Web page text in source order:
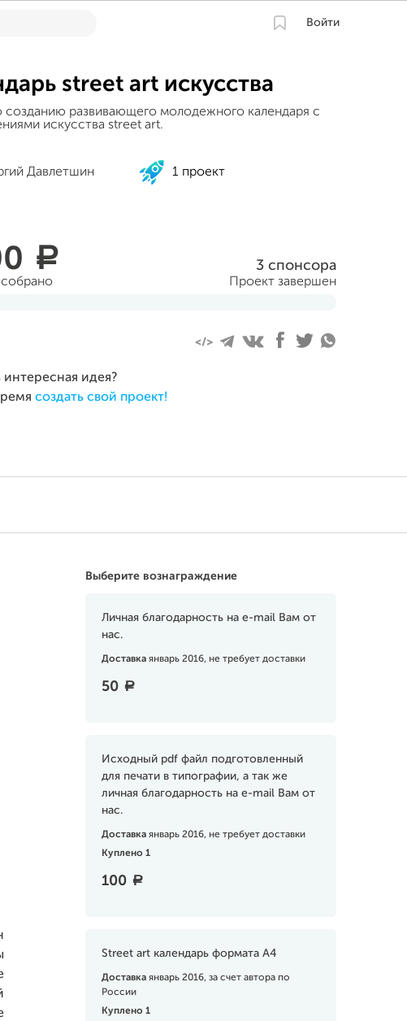
Войти
street art искусства
созданию развивающего молодежного календаря с
искусства street art.
Давлетшин 1 проект
a 3 спонсора
Проект завершен
интересная идея?
создать свой проект!
Выберите вознаграждение
Личная благодарность на e-mail Вам от
нас.
Доставка январь 2016, не требует доставки
50 a
Исходный pdf файл подготовленный
для печати в типографии, а так же
личная благодарность на e-mail Вам от
нас.
Доставка январь 2016, не требует доставки
Куплено 1
100 a
Street art календарь формата А4
Доставка январь 2016, за счет автора по
России
Куплено 1